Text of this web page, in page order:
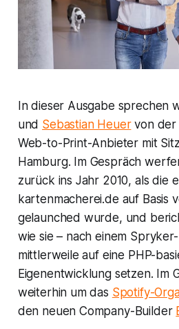
In dieser Ausgabe sprechen
und Sebastian Heuervon der
Web-to-Print-Anbieter mit
Hamburg. Im Gespräch
zurück ins Jahr 2010, als die
kartenmacherei.de auf Basis
gelaunched wurde, und
wie sie – nach einem
mittlerweile auf eine PHP-
Eigenentwicklung setzen. Im
weiterhin um das Spotify-
den neuen Company-Builder